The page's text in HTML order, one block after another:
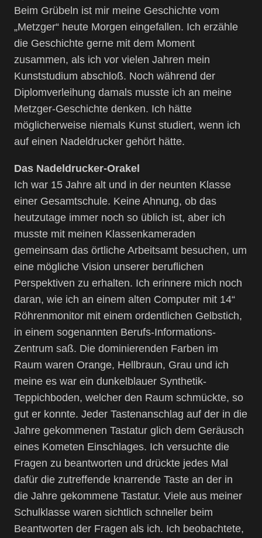
Beim Grübeln ist mir meine Geschichte vom
„Metzger“ heute Morgen eingefallen. Ich erzähle
die Geschichte gerne mit dem Moment
zusammen, als ich vor vielen Jahren mein
Kunststudium abschloß. Noch während der
Diplomverleihung damals musste ich an meine
Metzger-Geschichte denken. Ich hätte
möglicherweise niemals Kunst studiert, wenn ich
auf einen Nadeldrucker gehört hätte.
Das Nadeldrucker-Orakel
Ich war 15 Jahre alt und in der neunten Klasse
einer Gesamtschule. Keine Ahnung, ob das
heutzutage immer noch so üblich ist, aber ich
musste mit meinen Klassenkameraden
gemeinsam das örtliche Arbeitsamt besuchen, um
eine mögliche Vision unserer beruflichen
Perspektiven zu erhalten. Ich erinnere mich noch
daran, wie ich an einem alten Computer mit 14“
Röhrenmonitor mit einem ordentlichen Gelbstich,
in einem sogenannten Berufs-Informations-
Zentrum saß. Die dominierenden Farben im
Raum waren Orange, Hellbraun, Grau und ich
meine es war ein dunkelblauer Synthetik-
Teppichboden, welcher den Raum schmückte, so
gut er konnte. Jeder Tastenanschlag auf der in die
Jahre gekommenen Tastatur glich dem Geräusch
eines Kometen Einschlages. Ich versuchte die
Fragen zu beantworten und drückte jedes Mal
dafür die zutreffende knarrende Taste an der in
die Jahre gekommene Tastatur. Viele aus meiner
Schulklasse waren sichtlich schneller beim
Beantworten der Fragen als ich. Ich beobachtete,